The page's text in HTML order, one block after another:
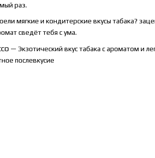
раз.
мягкие и кондитерские вкусы табака?
сведёт тебя с ума.
— Экзотический вкус табака с ароматом и
послевкусие